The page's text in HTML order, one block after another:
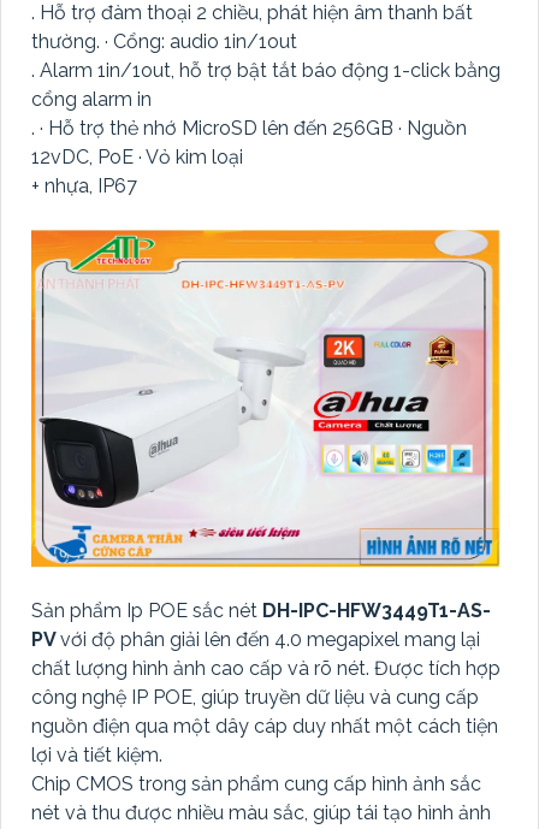
. Hỗ trợ đàm thoại 2 chiều, phát hiện âm thanh bất
thường. · Cổng: audio 1in/1out
. Alarm 1in/1out, hỗ trợ bật tắt báo động 1-click bằng
cổng alarm in
. · Hỗ trợ thẻ nhớ MicroSD lên đến 256GB · Nguồn
12vDC, PoE · Vỏ kim loại
+ nhựa, IP67
Sản phẩm Ip POE sắc nét DH-IPC-HFW3449T1-AS-
PVvới độ phân giải lên đến 4.0 megapixel mang lại
chất lượng hình ảnh cao cấp và rõ nét. Được tích hợp
công nghệ IP POE, giúp truyền dữ liệu và cung cấp
nguồn điện qua một dây cáp duy nhất một cách tiện
lợi và tiết kiệm.
Chip CMOS trong sản phẩm cung cấp hình ảnh sắc
nét và thu được nhiều màu sắc, giúp tái tạo hình ảnh